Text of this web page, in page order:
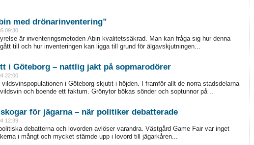
med drönarinventering”
09:30
är inventeringsmetoden Äbin kvalitetssäkrad. Man kan fråga sig hur denna
till och hur inventeringen kan ligga till grund för älgavskjutningen...
i Göteborg – nattlig jakt på sopmarodörer
22:00
vildsvinspopulationen i Göteborg skjutit i höjden. I framför allt de norra stadsdelarna
och boende ett faktum. Grönytor bökas sönder och soptunnor på ..
för jägarna – när politiker debatterade
12:39
debatterna och lovorden avlöser varandra. Västgård Game Fair var inget
i mångt och mycket stämde upp i lovord till jägarkåren...